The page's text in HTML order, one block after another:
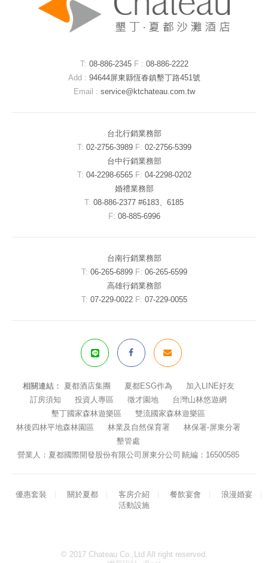
T: 08-886-2345 F : 08-886-2222
Add : 94644屏東縣恆春鎮墾丁路451號
Email : service@ktchateau.com.tw
台北行銷業務部
T: 02-2756-3989 F: 02-2756-5399
台中行銷業務部
T: 04-2298-6565 F: 04-2298-0202
婚禮業務部
T: 08-886-2377 #6183、6185
F: 08-885-6996
台南行銷業務部
T: 06-265-6899 F: 06-265-6599
高雄行銷業務部
T: 07-229-0022 F: 07-229-0055
相關連結： 夏都酒店集團 夏都ESG作為
加入LINE好友
訂房須知
投資人專區 徵才園地
台灣山林悠遊網
墾丁國家森林遊樂區
雙流國家森林遊樂區
林後四林平地森林園區
林業及自然保育署
林保署-屏東分署
墾管處
營業人：夏都國際開發股份有限公司屏東分公司∣統編：16500585
優惠套裝 關於夏都 客房介紹 餐飲宴會
浪漫婚宴
活動設施
© 2017 Chateau Co.,Ltd All right reserved.